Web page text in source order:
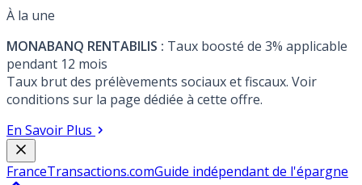
À la une
MONABANQ RENTABILIS : Taux boosté de 3% applicable
pendant 12 mois
Taux brut des prélèvements sociaux et fiscaux. Voir
conditions sur la page dédiée à cette offre.
En Savoir Plus
FranceTransactions.comGuide indépendant de l'épargne